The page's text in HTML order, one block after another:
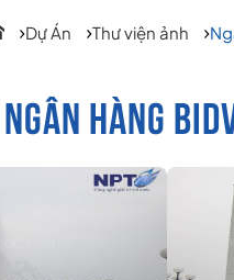
Dự Án Thư viện ảnh
NGÂN HÀNG